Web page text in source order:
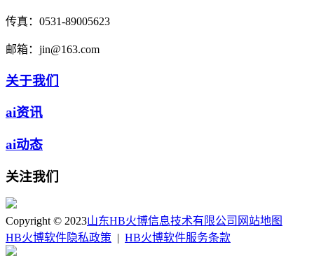
传真： 0531-89005623
邮箱： jin@163.com
关于我们
ai资讯
ai动态
关注我们
Copyright © 2023山东HB火博信息技术有限公司 网站地图
HB火博软件隐私政策
HB火博软件服务条款